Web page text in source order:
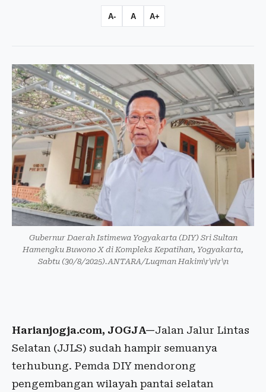
A- A A+
Gubernur Daerah Istimewa Yogyakarta (DIY) Sri Sultan
Hamengku Buwono X di Kompleks Kepatihan, Yogyakarta,
Sabtu (30/8/2025).ANTARA/Luqman Hakim\r\n\r\n
Harianjogja.com, JOGJA—Jalan Jalur Lintas
Selatan (JJLS) sudah hampir semuanya
terhubung. Pemda DIY mendorong
pengembangan wilayah pantai selatan